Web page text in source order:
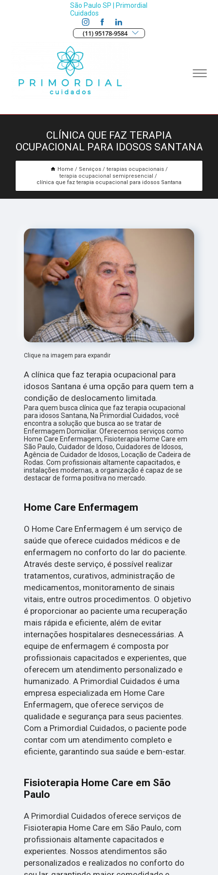
São Paulo SP | Primordial
Cuidados
(11) 95178-9584
CLÍNICA QUE FAZ TERAPIA
OCUPACIONAL PARA IDOSOS SANTANA
Home Serviços
terapias ocupacionais
terapia ocupacional semipresencial
clínica que faz terapia ocupacional para idosos Santana
Clique na imagem para expandir
A clínica que faz terapia ocupacional para
idosos Santana é uma opção para quem tem a
condição de deslocamento limitada.
Para quem busca clínica que faz terapia ocupacional
para idosos Santana, Na Primordial Cuidados, você
encontra a solução que busca ao se tratar de
Enfermagem Domiciliar. Oferecemos serviços como
Home Care Enfermagem, Fisioterapia Home Care em
São Paulo, Cuidador de Idoso, Cuidadores de Idosos,
Agência de Cuidador de Idosos, Locação de Cadeira de
Rodas. Com profissionais altamente capacitados, e
instalações modernas, a organização é capaz de se
destacar de forma positiva no mercado.
Home Care Enfermagem
O Home Care Enfermagem é um serviço de
saúde que oferece cuidados médicos e de
enfermagem no conforto do lar do paciente.
Através deste serviço, é possível realizar
tratamentos, curativos, administração de
medicamentos, monitoramento de sinais
vitais, entre outros procedimentos. O objetivo
é proporcionar ao paciente uma recuperação
mais rápida e eficiente, além de evitar
internações hospitalares desnecessárias. A
equipe de enfermagem é composta por
profissionais capacitados e experientes, que
oferecem um atendimento personalizado e
humanizado. A Primordial Cuidados é uma
empresa especializada em Home Care
Enfermagem, que oferece serviços de
qualidade e segurança para seus pacientes.
Com a Primordial Cuidados, o paciente pode
contar com um atendimento completo e
eficiente, garantindo sua saúde e bem-estar.
Fisioterapia Home Care em São
Paulo
A Primordial Cuidados oferece serviços de
Fisioterapia Home Care em São Paulo, com
profissionais altamente capacitados e
experientes. Nossos atendimentos são
personalizados e realizados no conforto do